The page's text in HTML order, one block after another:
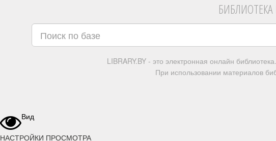
БИБЛИОТЕКА
LIBRARY.BY - это электронная онлайн
При использовании материалов
Вид
НАСТРОЙКИ ПРОСМОТРА